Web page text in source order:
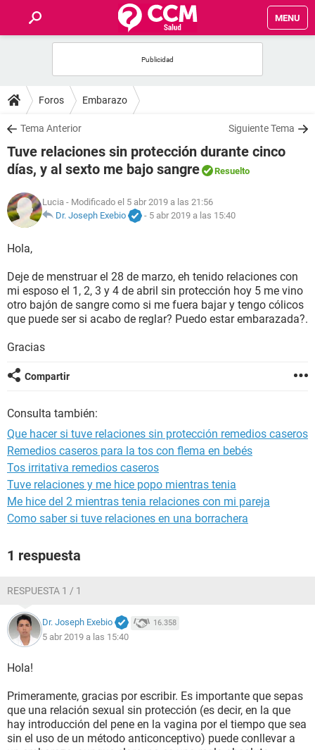
MENU
FOROS
SALUD
FAMILIA
NUTRICIÓN
SEXUALIDAD
GLOSARIO
Foros Embarazo
Tema Anterior Siguiente Tema
Tuve relaciones sin protección durante cinco
días, y al sexto me bajo sangre
Resuelto
Lucia - Modificado el 5 abr 2019 a las 21:56
Dr. Joseph Exebio
- 5 abr 2019 a las 15:40
Hola,
Deje de menstruar el 28 de marzo, eh tenido relaciones con
mi esposo el 1, 2, 3 y 4 de abril sin protección hoy 5 me vino
otro bajón de sangre como si me fuera bajar y tengo cólicos
que puede ser si acabo de reglar? Puedo estar embarazada?.
Gracias
Compartir
Consulta también:
Que hacer si tuve relaciones sin protección remedios caseros
Remedios caseros para la tos con flema en bebés
Tos irritativa remedios caseros
Tuve relaciones y me hice popo mientras tenia
Me hice del 2 mientras tenia relaciones con mi pareja
Como saber si tuve relaciones en una borrachera
1 respuesta
RESPUESTA 1 / 1
Dr. Joseph Exebio 16.358
5 abr 2019 a las 15:40
Hola!
Primeramente, gracias por escribir. Es importante que sepas
que una relación sexual sin protección (es decir, en la que
hay introducción del pene en la vagina por el tiempo que sea
sin el uso de un método anticonceptivo) puede conllevar a